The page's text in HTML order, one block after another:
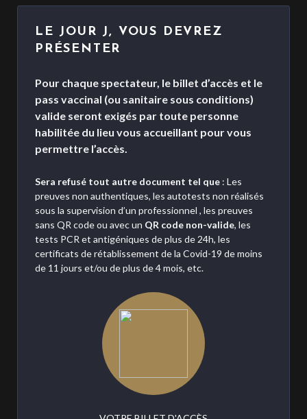
LE JOUR J, VOUS DEVREZ
PRÉSENTER
Pour chaque spectateur, le billet d’accès et le
pass vaccinal (ou sanitaire sous conditions)
valide seront exigés par toute personne
habilitée du lieu vous accueillant pour vous
permettre l’accès.
Sera refusé tout autre document tel que : Les
preuves non authentiques, les autotests non réalisés
sous la supervision d’un professionnel , les preuves
sans QR code ou avec un QR code non-valide, les
tests PCR et antigéniques de plus de 24h, les
certificats de rétablissement de la Covid-19 de moins
de 11 jours et/ou de plus de 4 mois, etc.